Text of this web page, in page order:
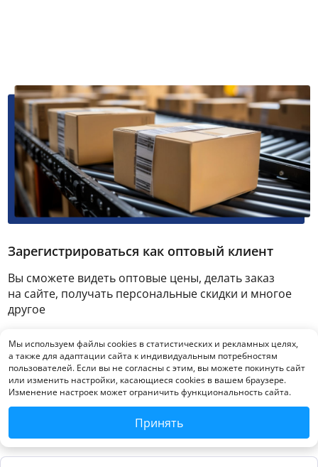
Зарегистрироваться как оптовый клиент
Вы сможете видеть оптовые цены, делать заказ
на сайте, получать персональные скидки и многое
другое
Зарегистрироваться
Мы используем файлы cookies в статистических и рекламных целях,
а также для адаптации сайта к индивидуальным потребностям
пользователей. Если вы не согласны с этим, вы можете покинуть сайт
или изменить настройки, касающиеся cookies в вашем браузере.
Изменение настроек может ограничить функциональность сайта.
Принять